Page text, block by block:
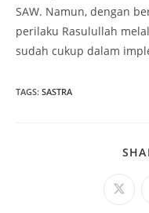
SAW. Namun, dengan
perilaku Rasulullah
sudah cukup dalam
TAGS: SASTRA